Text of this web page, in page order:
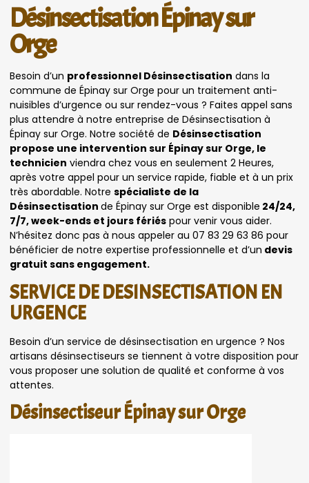
Désinsectisation Épinay sur
Orge
Besoin d’un professionnel Désinsectisation dans la
commune de Épinay sur Orge pour un traitement anti-
nuisibles d’urgence ou sur rendez-vous ? Faites appel sans
plus attendre à notre entreprise de Désinsectisation à
Épinay sur Orge. Notre société de Désinsectisation
propose une intervention sur Épinay sur Orge, le
technicien viendra chez vous en seulement 2 Heures,
après votre appel pour un service rapide, fiable et à un prix
très abordable. Notre spécialiste de la
Désinsectisation de Épinay sur Orge est disponible 24/24,
7/7, week-ends et jours fériés pour venir vous aider.
N’hésitez donc pas à nous appeler au 07 83 29 63 86 pour
bénéficier de notre expertise professionnelle et d’un devis
gratuit sans engagement.
SERVICE DE DESINSECTISATION EN
URGENCE
Besoin d’un service de désinsectisation en urgence ? Nos
artisans désinsectiseurs se tiennent à votre disposition pour
vous proposer une solution de qualité et conforme à vos
attentes.
Désinsectiseur Épinay sur Orge